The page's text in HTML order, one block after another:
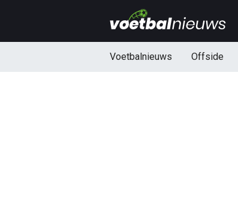
Voetbalnieuws Offside